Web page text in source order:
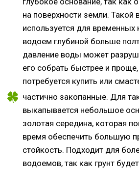
на поверхности земли. Такой
используется для временных
водоем глубиной больше
давление воды может
его собрать быстрее и
потребуется купить или
частично закопанные. Для
выкапывается небольшое
золотая середина, которая
время обеспечить большую
стойкость. Подходит для
водоемов, так как грунт